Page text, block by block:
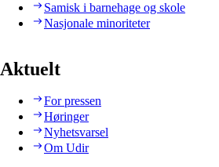
Samisk i barnehage og skole
Nasjonale minoriteter
Aktuelt
For pressen
Høringer
Nyhetsvarsel
Om Udir